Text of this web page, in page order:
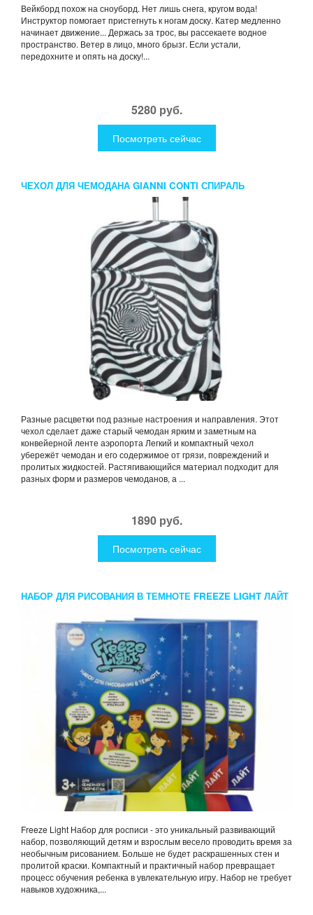
Вейкборд похож на сноуборд. Нет лишь снега, кругом вода!
Инструктор помогает пристегнуть к ногам доску. Катер медленно
начинает движение... Держась за трос, вы рассекаете водное
пространство. Ветер в лицо, много брызг. Если устали,
передохните и опять на доску!...
5280 руб.
Посмотреть сейчас
ЧЕХОЛ ДЛЯ ЧЕМОДАНА GIANNI CONTI СПИРАЛЬ
Разные расцветки под разные настроения и направления. Этот
чехол сделает даже старый чемодан ярким и заметным на
конвейерной ленте аэропорта Легкий и компактный чехол
убережёт чемодан и его содержимое от грязи, повреждений и
пролитых жидкостей. Растягивающийся материал подходит для
разных форм и размеров чемоданов, а ...
1890 руб.
Посмотреть сейчас
НАБОР ДЛЯ РИСОВАНИЯ В ТЕМНОТЕ FREEZE LIGHT ЛАЙТ
Freeze Light Набор для росписи - это уникальный развивающий
набор, позволяющий детям и взрослым весело проводить время за
необычным рисованием. Больше не будет раскрашенных стен и
пролитой краски. Компактный и практичный набор превращает
процесс обучения ребенка в увлекательную игру. Набор не требует
навыков художника,...